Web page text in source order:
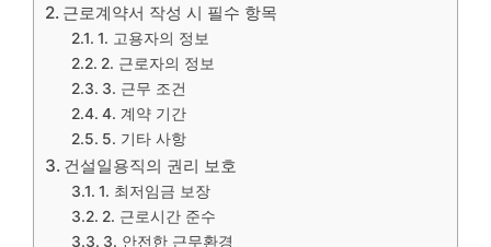
근로계약서 작성 시 필수 항목
1. 고용자의 정보
2. 근로자의 정보
3. 근무 조건
4. 계약 기간
5. 기타 사항
건설일용직의 권리 보호
1. 최저임금 보장
2. 근로시간 준수
3. 안전한 근무환경